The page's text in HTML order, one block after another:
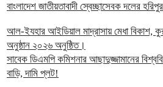
বাংলাদেশ জাতীয়তাবাদী স্বেচ্ছাসেবক দলের
আল-ইযহার আইডিয়াল মাদ্রাসায় মেধা
অনুষ্ঠান ২০২৬ অনুষ্ঠিত।
সাবেক ডিএমপি কমিশনার আছাদুজ্জামানের
বাড়ি, দামি প্লট!